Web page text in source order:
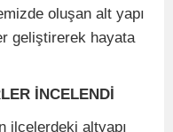
oluşan alt yapı
geliştirerek hayata
İNCELENDİ
ilçelerdeki altyapı